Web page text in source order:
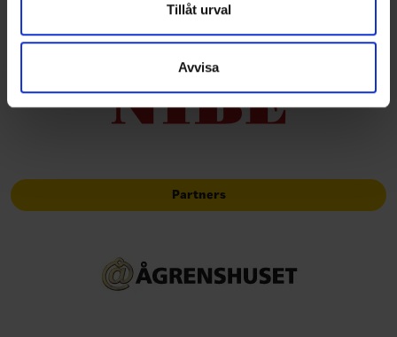
Dessa kan i sin tur kombinera informationen med annan
samlat in när du har använt deras tjänster.
Tillåt urval
Avvisa
Officiella partners
Partners